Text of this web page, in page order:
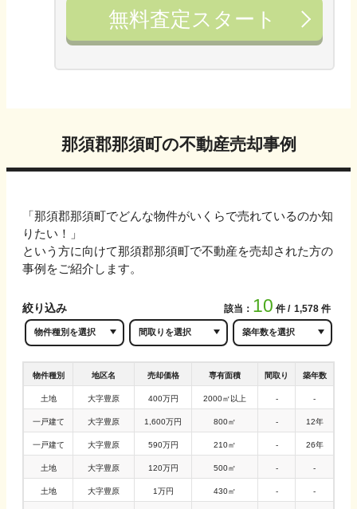
無料査定スタート
那須郡那須町の不動産売却事例
「那須郡那須町でどんな物件がいくらで売れているのか知
りたい！」
という方に向けて那須郡那須町で不動産を売却された方の
事例をご紹介します。
絞り込み 該当： 10 件 1,578 件
物件種別 地区名 売却価格 専有面積 間取り 築年数
土地 大字豊原 400万円 2000㎡以上 - -
一戸建て 大字豊原 1,600万円 800㎡ - 12年
一戸建て 大字豊原 590万円 210㎡ - 26年
土地 大字豊原 120万円 500㎡ - -
土地 大字豊原 1万円 430㎡ - -